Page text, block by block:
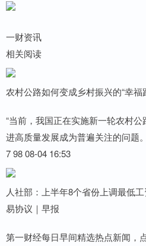
一财资讯
相关阅读
农村公路如何变成乡村振兴的“幸福
“当前，我国正在实施新一轮农村
进高质量发展成为普遍关注的问题
7 98 08-04 16:53
人社部：上半年8个省份上调最低
易协议｜早报
第一财经每日早间精选热点新闻，